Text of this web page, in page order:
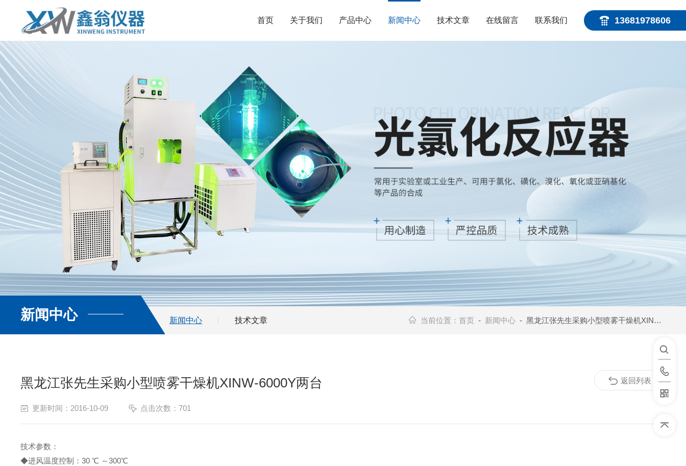
13681978606
首页 关于我们 产品中心 新闻中心 技术文章 在线留言 联系我们
查看更多
新闻中心 新闻中心 技术文章 当前位置：首页 - 新闻中心 - 黑龙江张先生采购小型喷雾干燥机XINW-6000Y两台
黑龙江张先生采购小型喷雾干燥机XINW-6000Y两台
更新时间：2016-10-09 点击次数：701
技术参数：
◆进风温度控制：30 ℃ ～300℃
返回列表